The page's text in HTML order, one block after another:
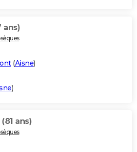
ans)
(Aisne)
)
(81 ans)